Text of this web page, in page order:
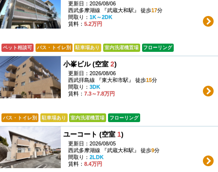
更新日：2026/08/06
西武多摩湖線 『武蔵大和駅』 徒歩17分
間取り： 1K～2DK
賃料： 5.2万円
ペット相談可 バス・トイレ別 駐車場あり 室内洗濯機置場 フローリング
小峯ビル (空室 2)
更新日：2026/08/06
西武拝島線 『東大和市駅』 徒歩15分
間取り： 3DK
賃料： 7.3～7.8万円
バス・トイレ別 駐車場あり 室内洗濯機置場 フローリング
ユーコート (空室 1)
更新日：2026/08/05
西武多摩湖線 『武蔵大和駅』 徒歩9分
間取り： 2LDK
賃料： 8.4万円